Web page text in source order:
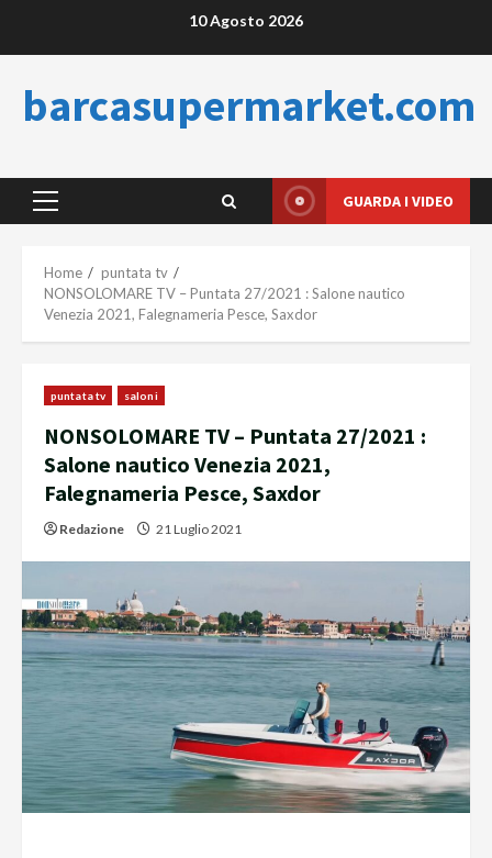
10 Agosto 2026
barcasupermarket.com
Primary
GUARDA I VIDEO
Home
puntata tv
NONSOLOMARE TV – Puntata 27/2021 : Salone nautico
Venezia 2021, Falegnameria Pesce, Saxdor
puntata tv saloni
NONSOLOMARE TV – Puntata 27/2021 :
Salone nautico Venezia 2021,
Falegnameria Pesce, Saxdor
Redazione 21 Luglio 2021